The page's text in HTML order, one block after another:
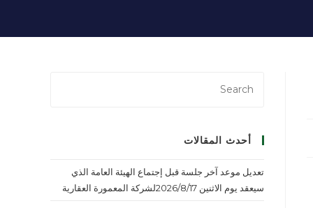
أحدث المقالات
تعديل موعد آخر جلسة قبل إجتماع الهيئة العامة الذي
سيعقد يوم الاثنين 2026/8/17لشركة المعمورة العقارية